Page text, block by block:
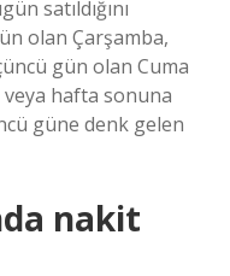
satıldığını
olan Çarşamba,
gün olan Cuma
hafta sonuna
güne denk gelen
nakit